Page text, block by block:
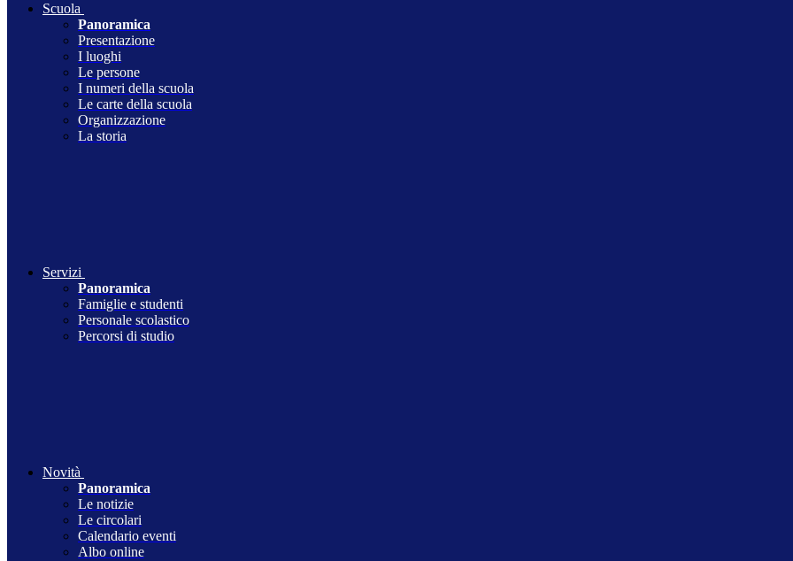
Scuola
Panoramica
Presentazione
I luoghi
Le persone
I numeri della scuola
Le carte della scuola
Organizzazione
La storia
Servizi
Panoramica
Famiglie e studenti
Personale scolastico
Percorsi di studio
Novità
Panoramica
Le notizie
Le circolari
Calendario eventi
Albo online